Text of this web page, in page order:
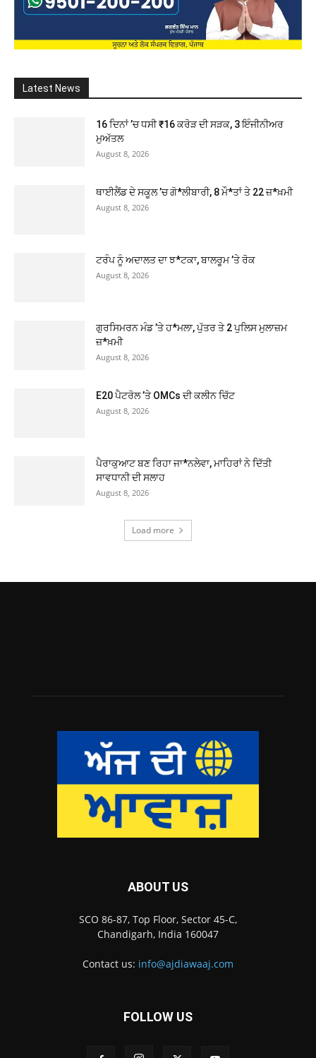
Latest News
16 ਦਿਨਾਂ ’ਚ ਧਸੀ ₹16 ਕਰੋੜ ਦੀ ਸੜਕ, 3 ਇੰਜੀਨੀਅਰ
ਮੁਅੱਤਲ
August 8, 2026
ਥਾਈਲੈਂਡ ਦੇ ਸਕੂਲ ’ਚ ਗੋ*ਲੀਬਾਰੀ, 8 ਮੌ*ਤਾਂ ਤੇ 22 ਜ਼*ਖ਼ਮੀ
August 8, 2026
ਟਰੰਪ ਨੂੰ ਅਦਾਲਤ ਦਾ ਝ*ਟਕਾ, ਬਾਲਰੂਮ ’ਤੇ ਰੋਕ
August 8, 2026
ਗੁਰਸਿਮਰਨ ਮੰਡ ’ਤੇ ਹ*ਮਲਾ, ਪੁੱਤਰ ਤੇ 2 ਪੁਲਿਸ ਮੁਲਾਜ਼ਮ
ਜ਼*ਖ਼ਮੀ
August 8, 2026
E20 ਪੈਟਰੋਲ ’ਤੇ OMCs ਦੀ ਕਲੀਨ ਚਿੱਟ
August 8, 2026
ਪੈਰਾਕੁਆਟ ਬਣ ਰਿਹਾ ਜਾ*ਨਲੇਵਾ, ਮਾਹਿਰਾਂ ਨੇ ਦਿੱਤੀ
ਸਾਵਧਾਨੀ ਦੀ ਸਲਾਹ
August 8, 2026
Load more
ABOUT US
SCO 86-87, Top Floor, Sector 45-C,
Chandigarh, India 160047
Contact us: info@ajdiawaaj.com
FOLLOW US